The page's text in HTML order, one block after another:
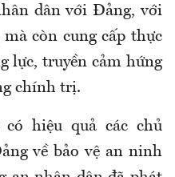
dân với Đảng, với
còn cung cấp thực
lực, truyền cảm hứng
chính trị.
hiệu quả các chủ
về bảo vệ an ninh